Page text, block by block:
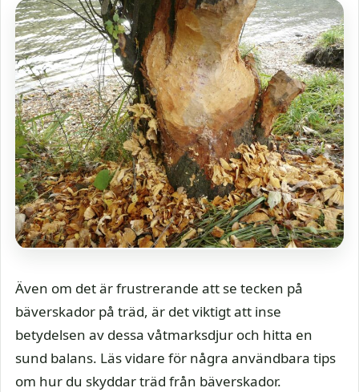
Även om det är frustrerande att se tecken på
bäverskador på träd, är det viktigt att inse
betydelsen av dessa våtmarksdjur och hitta en
sund balans. Läs vidare för några användbara tips
om hur du skyddar träd från bäverskador.